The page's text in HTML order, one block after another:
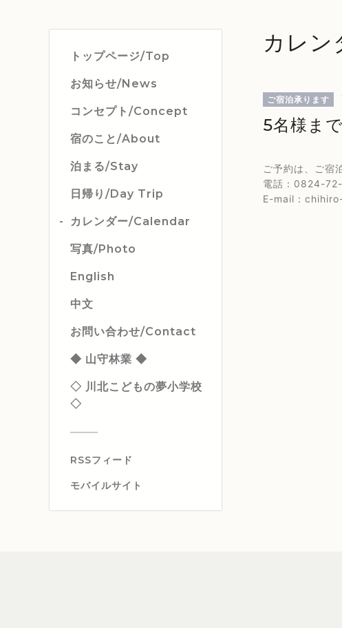
トップページ/Top
お知らせ/News
コンセプト/Concept
宿のこと/About
泊まる/Stay
日帰り/Day Trip
カレンダー/Calendar
写真/Photo
English
中文
お問い合わせ/Contact
◆ 山守林業 ◆
◇ 川北こどもの夢小学校
◇
RSSフィード
モバイルサイト
カレ
ご宿泊承ります
5名様まで
ご予約は、ご宿
電話：0824-
E-mail：